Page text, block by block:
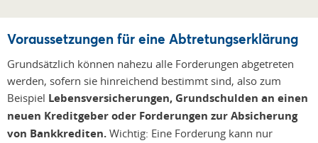
Voraussetzungen für eine Abtretungserklärung
Grundsätzlich können nahezu alle Forderungen abgetreten
werden, sofern sie hinreichend bestimmt sind, also zum
Beispiel Lebensversicherungen, Grundschulden an einen
neuen Kreditgeber oder Forderungen zur Absicherung
von Bankkrediten. Wichtig: Eine Forderung kann nur